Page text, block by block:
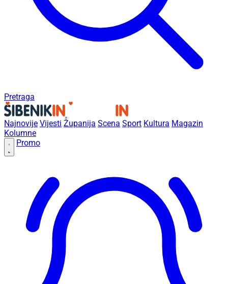
Pretraga
Najnovije Vijesti Županija Scena Sport Kultura Magazin
Kolumne
Promo